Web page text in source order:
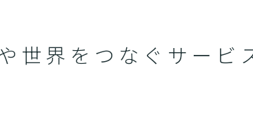
世界をつなぐサービ